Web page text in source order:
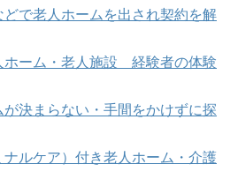
で老人ホームを出され契約を解
ホーム・老人施設 経験者の体験
決まらない・手間をかけずに探
ルケア）付き老人ホーム・介護